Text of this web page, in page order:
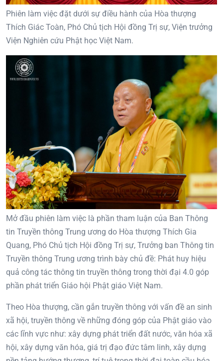
Phiên làm việc đặt dưới sự điều hành của Hòa thượng
Thích Giác Toàn, Phó Chủ tịch Hội đồng Trị sự, Viện trưởng
Viện Nghiên cứu Phật học Việt Nam.
Mở đầu phiên làm việc là phần tham luận của Ban Thông
tin Truyền thông Trung ương do Hòa thượng Thích Gia
Quang, Phó Chủ tịch Hội đồng Trị sự, Trưởng ban Thông tin
Truyền thông Trung ương trình bày chủ đề: Phát huy hiệu
quả công tác thông tin truyền thông trong thời đại 4.0 góp
phần phát triển Giáo hội Phật giáo Việt Nam.
Theo Hòa thượng, cần gắn truyền thông với vấn đề an sinh
xã hội, truyền thông về những đóng góp của Phật giáo vào
các lĩnh vực như: xây dựng phát triển đất nước, văn hóa xã
hội, xây dựng văn hóa, giá trị đạo đức tâm linh, xây dựng